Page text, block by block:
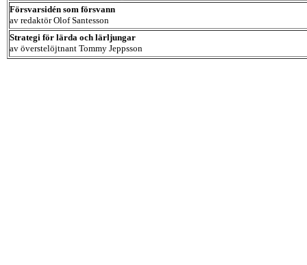
Försvarsidén som försvann
av redaktör Olof Santesson
Strategi för lärda och lärljungar
av överstelöjtnant Tommy Jeppsson